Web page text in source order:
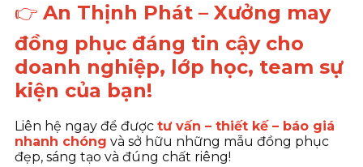
👉 An Thịnh Phát – Xưởng may
đồng phục đáng tin cậy cho
doanh nghiệp, lớp học, team sự
kiện của bạn!
Liên hệ ngay để được tư vấn – thiết kế – báo giá
nhanh chóng và sở hữu những mẫu đồng phục
đẹp, sáng tạo và đúng chất riêng!